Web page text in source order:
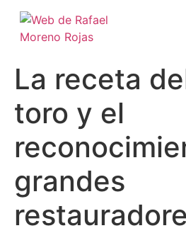
La receta
toro y el
grandes